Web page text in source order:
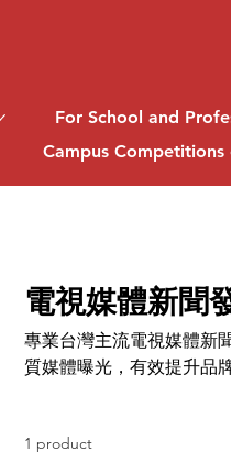
For School and
Campus Competitions
電視媒體新聞
專業台灣主流電視媒體新
質媒體曝光，有效提升品
1 product